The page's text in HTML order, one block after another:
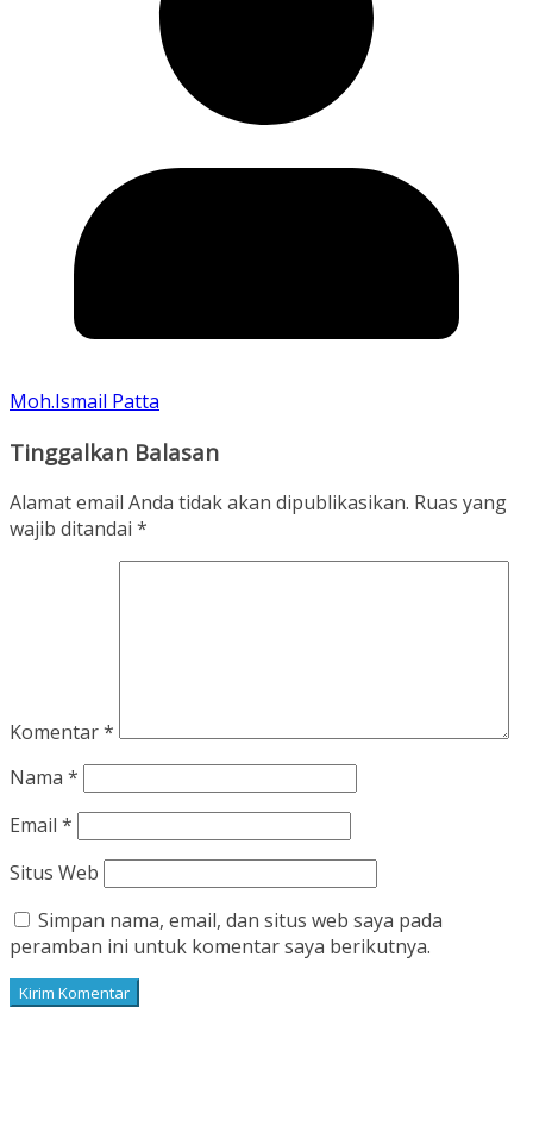
Moh.Ismail Patta
Tinggalkan Balasan
Alamat email Anda tidak akan dipublikasikan. Ruas yang
wajib ditandai *
Komentar*
Nama *
Email *
Situs Web
Simpan nama, email, dan situs web saya pada
peramban ini untuk komentar saya berikutnya.